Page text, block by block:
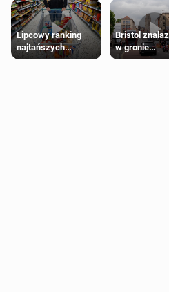
Lipcowy ranking
najtańszych
supermarketów
Bristol
w gronie
najlepszych